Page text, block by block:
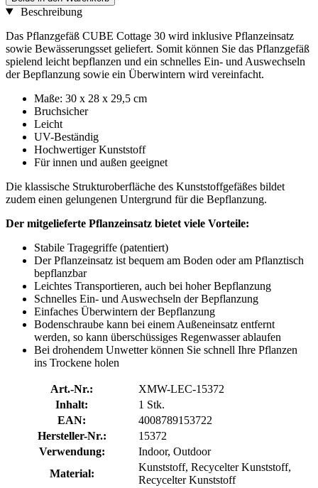
Beschreibung
Das Pflanzgefäß CUBE Cottage 30 wird inklusive Pflanzeinsatz
sowie Bewässerungsset geliefert. Somit können Sie das Pflanzgefäß
spielend leicht bepflanzen und ein schnelles Ein- und Auswechseln
der Bepflanzung sowie ein Überwintern wird vereinfacht.
Maße: 30 x 28 x 29,5 cm
Bruchsicher
Leicht
UV-Beständig
Hochwertiger Kunststoff
Für innen und außen geeignet
Die klassische Strukturoberfläche des Kunststoffgefäßes bildet
zudem einen gelungenen Untergrund für die Bepflanzung.
Der mitgelieferte Pflanzeinsatz bietet viele Vorteile:
Stabile Tragegriffe (patentiert)
Der Pflanzeinsatz ist bequem am Boden oder am Pflanztisch
bepflanzbar
Leichtes Transportieren, auch bei hoher Bepflanzung
Schnelles Ein- und Auswechseln der Bepflanzung
Einfaches Überwintern der Bepflanzung
Bodenschraube kann bei einem Außeneinsatz entfernt
werden, so kann überschüssiges Regenwasser ablaufen
Bei drohendem Unwetter können Sie schnell Ihre Pflanzen
ins Trockene holen
Art.-Nr.:
XMW-LEC-15372
Inhalt:
1 Stk.
EAN:
4008789153722
Hersteller-Nr.:
15372
Verwendung:
Indoor, Outdoor
Material:
Kunststoff, Recycelter Kunststoff,
Recycelter Kunststoff